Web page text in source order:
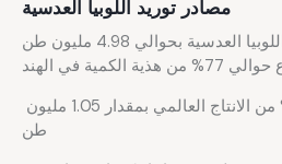
مصادر توريد اللوبيا العدسية
يقدر الانتاج العالمي من اللوبيا العدسية بحوالي 4.98 مليون طن
هذية الكمية في الهند
طن